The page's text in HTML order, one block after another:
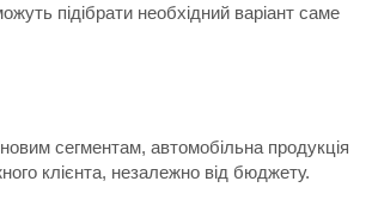
підібрати необхідний варіант саме
сегментам, автомобільна продукція
клієнта, незалежно від бюджету.